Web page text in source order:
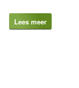
Lees meer